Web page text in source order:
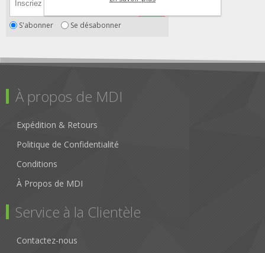
S'abonner Se désabonner
À propos de MDI
Expédition & Retours
Politique de Confidentialité
Conditions
À Propos de MDI
Service à la Clientèle
Contactez-nous